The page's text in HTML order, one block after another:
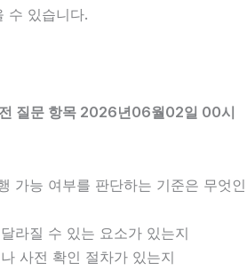
수 있습니다.
질문 항목 2026년06월02일 00시
가능 여부를 판단하는 기준은 무엇인
라질 수 있는 요소가 있는지
사전 확인 절차가 있는지